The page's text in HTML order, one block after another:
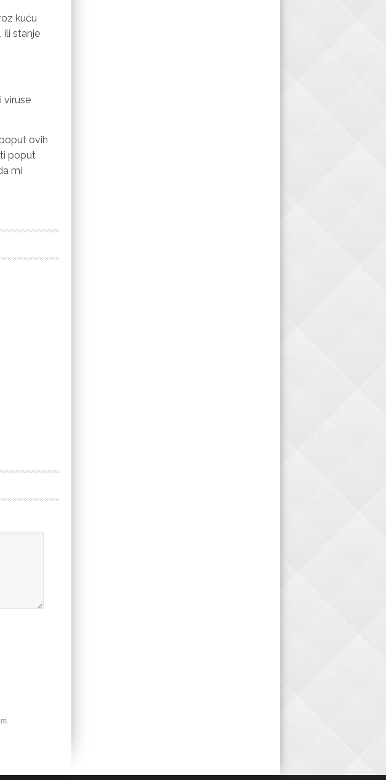
kuću
ili stanje
viruse
ovih
poput
mi